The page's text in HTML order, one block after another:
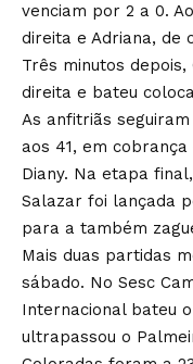
venciam por 2 a 0.
direita e Adriana, de
Três minutos
direita e bateu
As anfitriãs
aos 41, em
Diany. Na etapa
Salazar foi lançada
para a também
Mais duas partidas
sábado. No Sesc
Internacional bateu
ultrapassou o